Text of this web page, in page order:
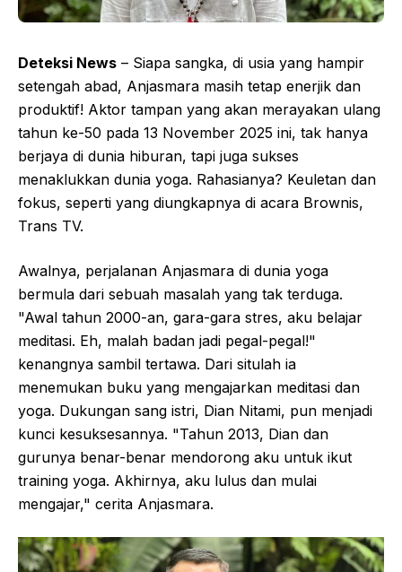
Deteksi News – Siapa sangka, di usia yang hampir
setengah abad, Anjasmara masih tetap enerjik dan
produktif! Aktor tampan yang akan merayakan ulang
tahun ke-50 pada 13 November 2025 ini, tak hanya
berjaya di dunia hiburan, tapi juga sukses
menaklukkan dunia yoga. Rahasianya? Keuletan dan
fokus, seperti yang diungkapnya di acara Brownis,
Trans TV.
Awalnya, perjalanan Anjasmara di dunia yoga
bermula dari sebuah masalah yang tak terduga.
"Awal tahun 2000-an, gara-gara stres, aku belajar
meditasi. Eh, malah badan jadi pegal-pegal!"
kenangnya sambil tertawa. Dari situlah ia
menemukan buku yang mengajarkan meditasi dan
yoga. Dukungan sang istri, Dian Nitami, pun menjadi
kunci kesuksesannya. "Tahun 2013, Dian dan
gurunya benar-benar mendorong aku untuk ikut
training yoga. Akhirnya, aku lulus dan mulai
mengajar," cerita Anjasmara.